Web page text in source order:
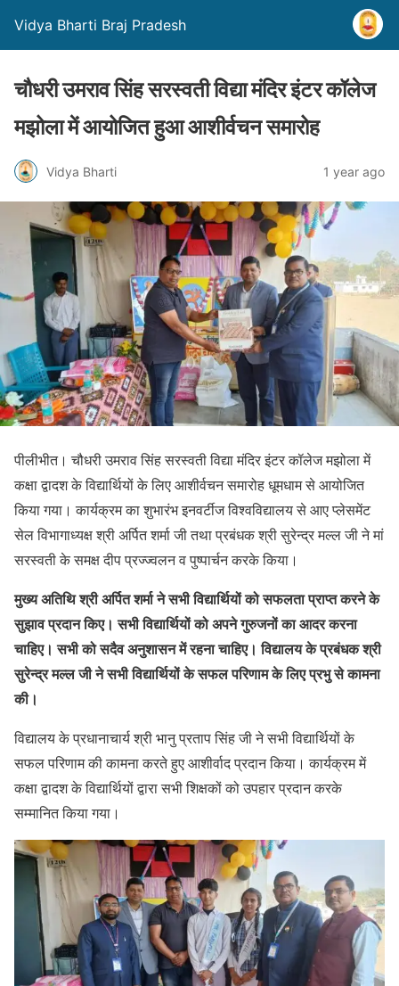
Vidya Bharti Braj Pradesh
चौधरी उमराव सिंह सरस्वती विद्या मंदिर इंटर कॉलेज
मझोला में आयोजित हुआ आशीर्वचन समारोह
Vidya Bharti 1 year ago
पीलीभीत। चौधरी उमराव सिंह सरस्वती विद्या मंदिर इंटर कॉलेज मझोला में
कक्षा द्वादश के विद्यार्थियों के लिए आशीर्वचन समारोह धूमधाम से आयोजित
किया गया। कार्यक्रम का शुभारंभ इनवर्टीज विश्वविद्यालय से आए प्लेसमेंट
सेल विभागाध्यक्ष श्री अर्पित शर्मा जी तथा प्रबंधक श्री सुरेन्द्र मल्ल जी ने मां
सरस्वती के समक्ष दीप प्रज्ज्वलन व पुष्पार्चन करके किया।
मुख्य अतिथि श्री अर्पित शर्मा ने सभी विद्यार्थियों को सफलता प्राप्त करने के
सुझाव प्रदान किए। सभी विद्यार्थियों को अपने गुरुजनों का आदर करना
चाहिए। सभी को सदैव अनुशासन में रहना चाहिए। विद्यालय के प्रबंधक श्री
सुरेन्द्र मल्ल जी ने सभी विद्यार्थियों के सफल परिणाम के लिए प्रभु से कामना
की।
विद्यालय के प्रधानाचार्य श्री भानु प्रताप सिंह जी ने सभी विद्यार्थियों के
सफल परिणाम की कामना करते हुए आशीर्वाद प्रदान किया। कार्यक्रम में
कक्षा द्वादश के विद्यार्थियों द्वारा सभी शिक्षकों को उपहार प्रदान करके
सम्मानित किया गया।